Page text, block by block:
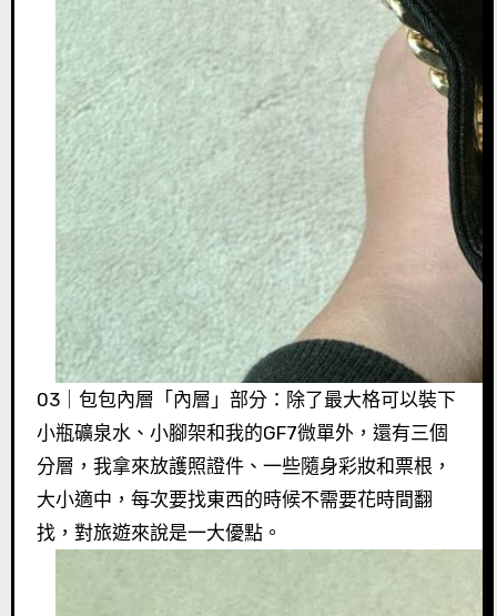
03｜包包內層「內層」部分：除了最大格可以裝下
小瓶礦泉水、小腳架和我的GF7微單外，還有三個
分層，我拿來放護照證件、一些隨身彩妝和票根，
大小適中，每次要找東西的時候不需要花時間翻
找，對旅遊來說是一大優點。